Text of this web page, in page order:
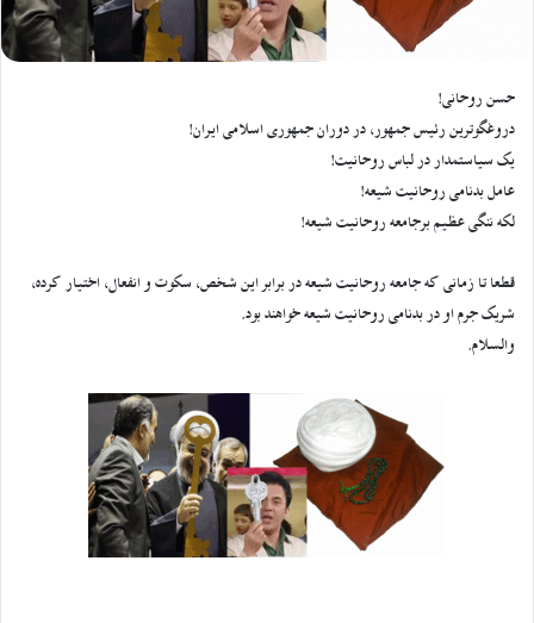
حسن روحانی!
دروغگوترین رئیس جمهور، در دوران جمهوری اسلامی ایران!
یک سیاستمدار در لباس روحانیت!
عامل بدنامی روحانیت شیعه!
لکه ننگی عظیم برجامعه روحانیت شیعه!
قطعا تا زمانی که جامعه روحانیت شیعه در برابر این شخص، سکوت و انفعال، اختیار کرده،
شریک جرم او در بدنامی روحانیت شیعه خواهند بود.
والسلام.